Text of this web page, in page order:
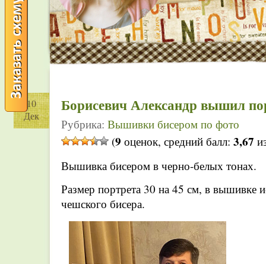
10
Дек
Борисевич Александр вышил
Рубрика: Вышивки бисером по фото
(9 оценок, средний балл: 3,67
Вышивка бисером в черно-белых тонах.
Размер портрета 30 на 45 см, в вышивке
чешского бисера.